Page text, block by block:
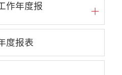
作年度报
度报表